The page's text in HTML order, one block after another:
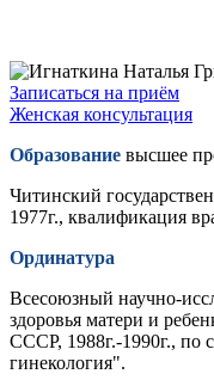
Записаться на приём
Женская консультация
Образование высшее
Читинский
1977г., квалификация
Ординатура
Всесоюзный научно-
здоровья матери и
СССР, 1988г.-1990г., по
гинекология".